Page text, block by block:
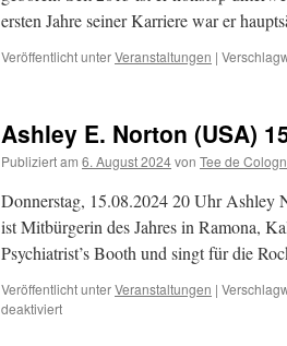
ersten Jahre seiner Karriere war er
Veröffentlicht unterVeranstaltungen |
Ashley E. Norton (USA)
Publiziert am 6. August 2024von Tee de
Donnerstag, 15.08.2024 20 Uhr Ashley
ist Mitbürgerin des Jahres in Ramona,
Psychiatrist’s Booth und singt für die
Veröffentlicht unterVeranstaltungen |
deaktiviertfür